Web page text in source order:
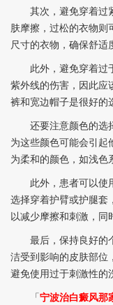
其次，避免穿着过
肤摩擦，过松的衣物
尺寸的衣物，确保舒适
此外，避免穿着过
紫外线的伤害，因此应
裤和宽边帽子是很好的
还要注意颜色的选
为这些颜色可能会引
为柔和的颜色，如浅色
此外，患者可以使
选择穿着护臂或护腿套
以减少摩擦和刺激，同
最后，保持良好的
洁受到影响的皮肤部位
避免使用过于刺激性的
「宁波治白癜风那